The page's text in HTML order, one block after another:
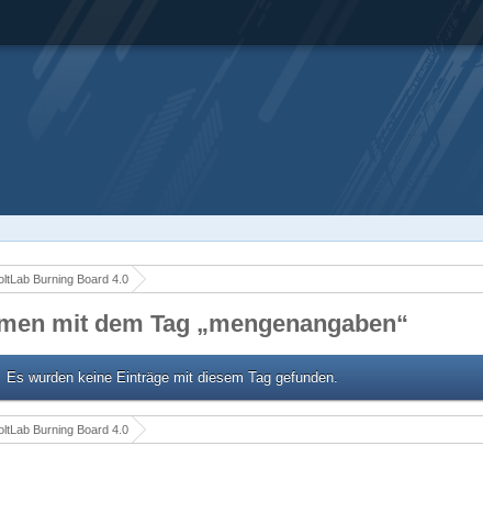
Burning Board 4.0
mit dem Tag „mengenangaben“
Es wurden keine Einträge mit diesem Tag gefunden.
Burning Board 4.0